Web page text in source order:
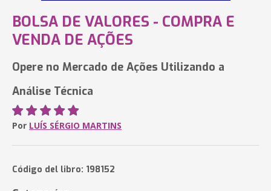
BOLSA DE VALORES - COMPRA E
VENDA DE AÇÕES
Opere no Mercado de Ações Utilizando a
Análise Técnica
Por LUÍS SÉRGIO MARTINS
Código del libro: 198152